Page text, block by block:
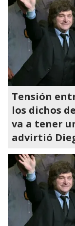
Tensión
los dichos
va a tener
advirtió